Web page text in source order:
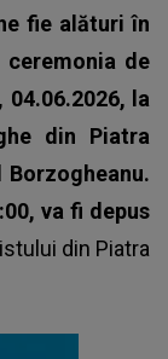
fie alături în
de
la
din Piatra
va fi depus
din Piatra